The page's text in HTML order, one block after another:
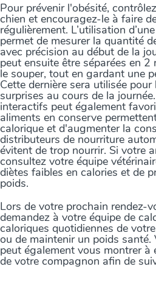
Pour prévenir l'obésité,
chien et encouragez-le à faire
régulièrement. L’utilisation
permet de mesurer la quantité
avec précision au début de la
peut ensuite être séparées en 2
le souper, tout en gardant une
Cette dernière sera utilisée
surprises au cours de la
interactifs peut également
aliments en conserve
calorique et d'augmenter la
distributeurs de nourriture
évitent de trop nourrir. Si votre
consultez votre équipe
diètes faibles en calories et de
poids.
Lors de votre prochain rendez-
demandez à votre équipe de
caloriques quotidiennes de
ou de maintenir un poids santé.
peut également vous montrer à
de votre compagnon afin de